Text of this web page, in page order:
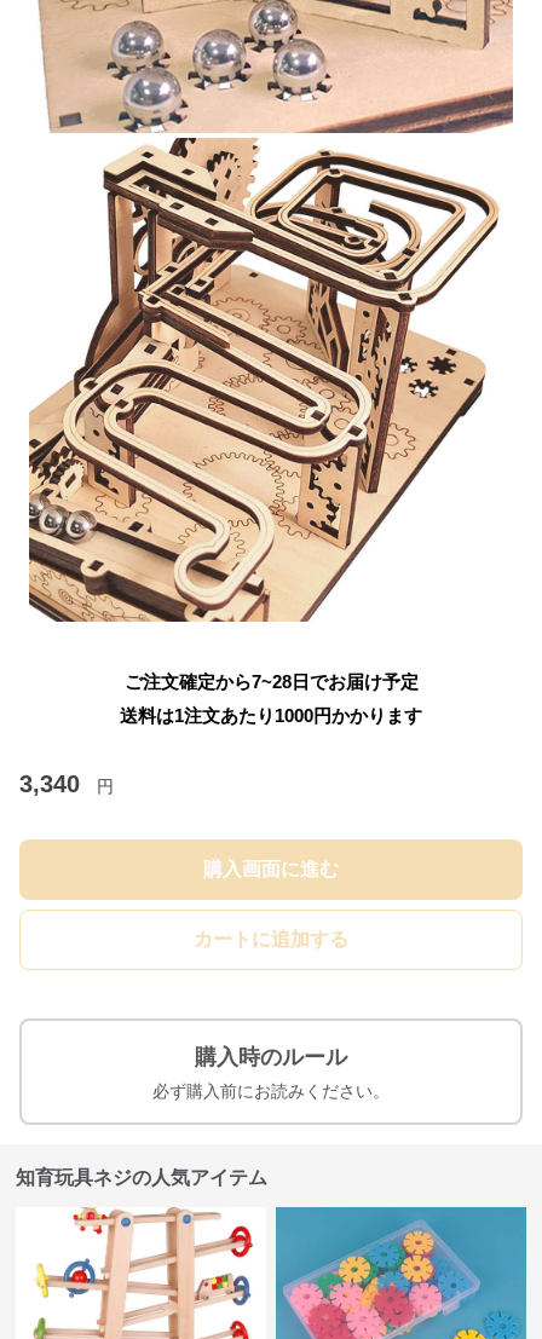
ご注文確定から7~28日でお届け予定
送料は1注文あたり 1000円かかります
3,340 円
購入画面に進む
カートに追加する
購入時のルール
必ず購入前にお読みください。
知育玩具ネジの人気アイテム